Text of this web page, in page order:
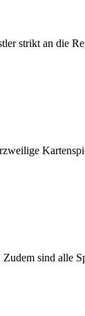
strikt an die
sind